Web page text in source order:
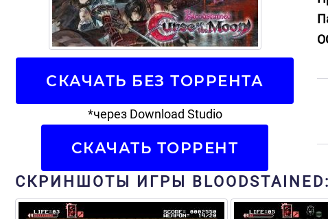
СКАЧАТЬ БЕЗ ТОРРЕНТА
*через Download Studio
СКАЧАТЬ ТОРРЕНТ
СКРИНШОТЫ ИГРЫ BLOODSTAINED: